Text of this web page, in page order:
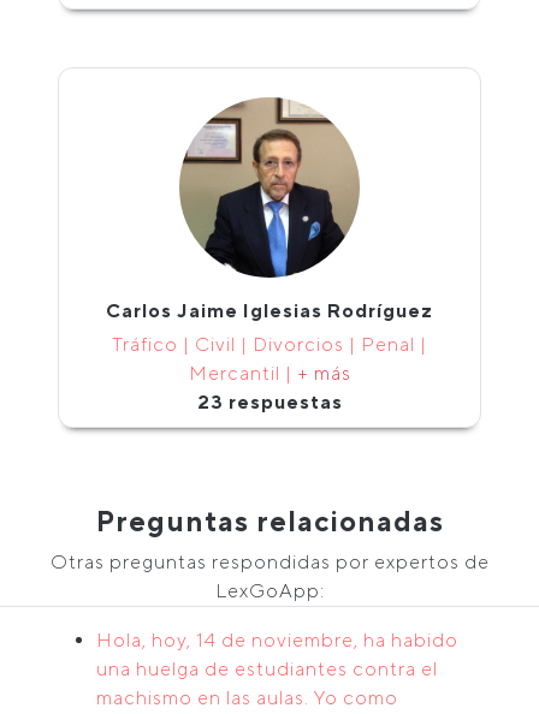
Carlos Jaime Iglesias Rodríguez
Tráfico | Civil | Divorcios | Penal |
Mercantil | + más
23 respuestas
Preguntas relacionadas
Otras preguntas respondidas por expertos de
LexGoApp:
Hola, hoy, 14 de noviembre, ha habido
una huelga de estudiantes contra el
machismo en las aulas. Yo como